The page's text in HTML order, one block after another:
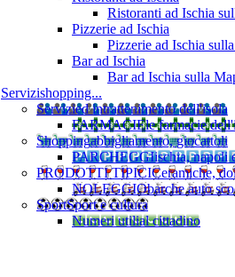
Ristoranti ad Ischia
Pizzerie ad Ischia
Pizzerie ad Ischia
Bar ad Ischia
Bar ad Ischia sulla
Servizishopping...
Servizied intrattenimento dell'isola
FARMACIEle farmacie
Shoppingabbigliamento, giocattoli
PARCHEGGIischia, napoli
PRODOTTI TIPICICeramiche,
NOLEGGIObarche auto
SportSport e cultura
Numeri utilial cittadino